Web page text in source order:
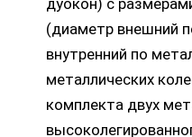
(диаметр внешний
внутренний по
металлических
комплекта двух